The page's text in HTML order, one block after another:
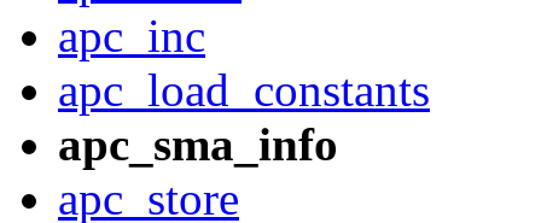
apc_inc
apc_load_constants
apc_sma_info
apc_store